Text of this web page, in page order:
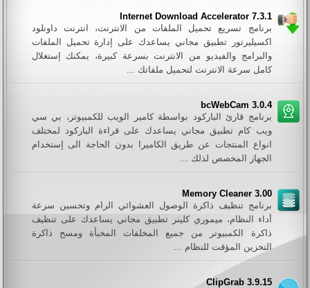
Internet Download Accelerator 7.3.1
برنامج تسريع تحميل الملفات من الانترنت، انترنت داونلود
اكسيليرتور تطبيق مجاني يساعدك على إدارة تحميل الملفات
والبرامج والفيديو من الانترنت بسرعة كبيرة، يمكنك إستغلال
كامل سرعة الانترنت لتحميل ملفاتك ...
bcWebCam 3.0.4
برنامج قارئ الباركود بواسطة كامير الويب للكمبيوتر، بي سي
ويب كام تطبيق مجاني يساعدك على قراءة الباركود لمختلف
انواع المنتجات عن طريق الكاميرا بدون الحاجة الى إستخدام
الجهاز المخصص لذلك ...
Memory Cleaner 3.00
برنامج تنظيف ذاكرة الوصول العشوائي الرام وتحسين سرعة
أداء النظام، ميموري كلينر تطبيق مجاني يساعدك على تنظيف
ذاكرة الكمبيوتر من جميع المخلفات المخبأة ومسح ذاكرة
التخزين المؤقت للنظام ...
ClipGrab 3.9.15